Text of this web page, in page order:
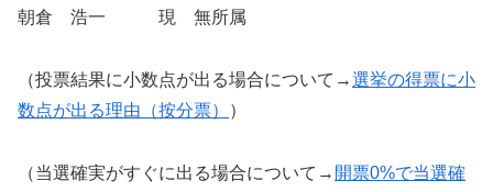
朝倉 浩一 現 無所属
（投票結果に小数点が出る場合について→選挙の得票に小
数点が出る理由（按分票）
）
（当選確実がすぐに出る場合について→ 開票0%で当選確